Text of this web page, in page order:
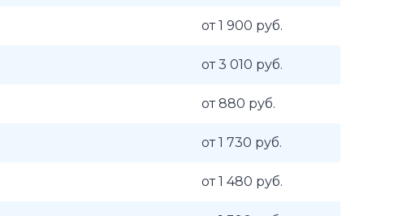
от 1 900 руб.
от 3 010 руб.
от 880 руб.
от 1 730 руб.
от 1 480 руб.